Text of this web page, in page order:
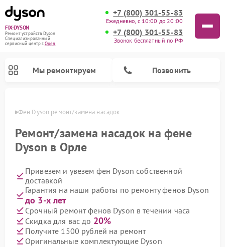
FIX-DYSON
Ремонт устройств Dyson
Специализированный
cервисный центр г.Орёл
+7 (800) 301-55-83
Ежедневно, с 10:00 до 20:00
+7 (800) 301-55-83
Звонок бесплатный по РФ
Мы ремонтируем Позвонить
Фен Dyson ремонт/замена насадок
Ремонт/замена насадок на фене
Dyson в Орле
Привезем и увезем фен Dyson собственной
доставкой
Гарантия на наши работы по ремонту фенов Dyson
до 3-х лет
Срочный ремонт фенов Dyson в течении часа
Скидка для вас до 20%
Получите 1500 рублей на ремонт
Оригинальные комплектующие Dyson